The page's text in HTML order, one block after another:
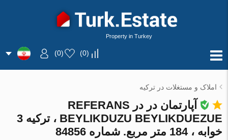
Property in Turkey
(
0
)
(
0
)
املاک و مستغلات در ترکیه
آپارتمان در در REFERANS
BEYLIKDUZU BEYLIKDUEZUE ، ترکیه 3
خوابه ، 184 متر مربع. شماره 84856